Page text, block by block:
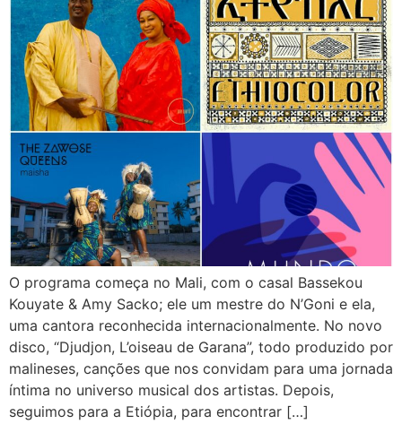
O programa começa no Mali, com o casal Bassekou
Kouyate & Amy Sacko; ele um mestre do N’Goni e ela,
uma cantora reconhecida internacionalmente. No novo
disco, “Djudjon, L’oiseau de Garana”, todo produzido por
malineses, canções que nos convidam para uma jornada
íntima no universo musical dos artistas. Depois,
seguimos para a Etiópia, para encontrar […]